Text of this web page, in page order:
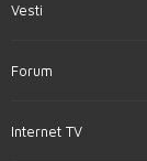
Vesti
Forum
Internet TV